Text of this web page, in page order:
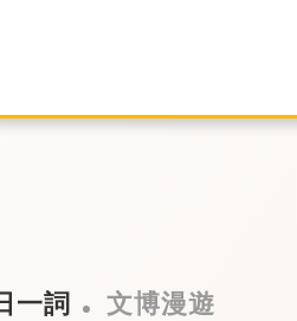
一詞 文博漫遊